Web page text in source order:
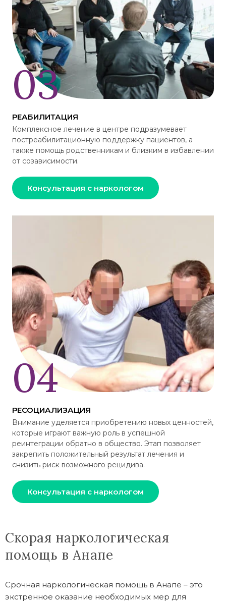
РЕАБИЛИТАЦИЯ
Комплексное лечение в центре подразумевает
постреабилитационную поддержку пациентов, а
также помощь родственникам и близким в избавлении
от созависимости.
Консультация с наркологом
РЕСОЦИАЛИЗАЦИЯ
Внимание уделяется приобретению новых ценностей,
которые играют важную роль в успешной
реинтеграции обратно в общество. Этап позволяет
закрепить положительный результат лечения и
снизить риск возможного рецидива.
Консультация с наркологом
Скорая наркологическая
помощь в Анапе
Срочная наркологическая помощь в Анапе – это
экстренное оказание необходимых мер для